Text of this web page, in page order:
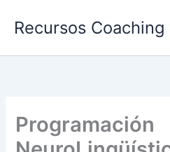
Recursos Coaching
Programación